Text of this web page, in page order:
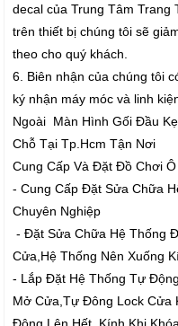
decal của Trung Tâm Trang
trên thiết bị chúng tôi sẽ
theo cho quý khách.
6. Biên nhận của chúng tôi
ký nhận máy móc và linh
Ngoài Màn Hình Gối Đầu
Chỗ Tại Tp.Hcm Tận Nơi
Cung Cấp Và Đặt Đồ Chơi
- Cung Cấp Đặt Sửa Chữa
Chuyên Nghiệp
- Đặt Sửa Chữa Hệ Thống
Cửa,Hệ Thống Nên Xuống
- Lắp Đặt Hệ Thống Tự
Mở Cửa,Tự Đông Lock Cửa